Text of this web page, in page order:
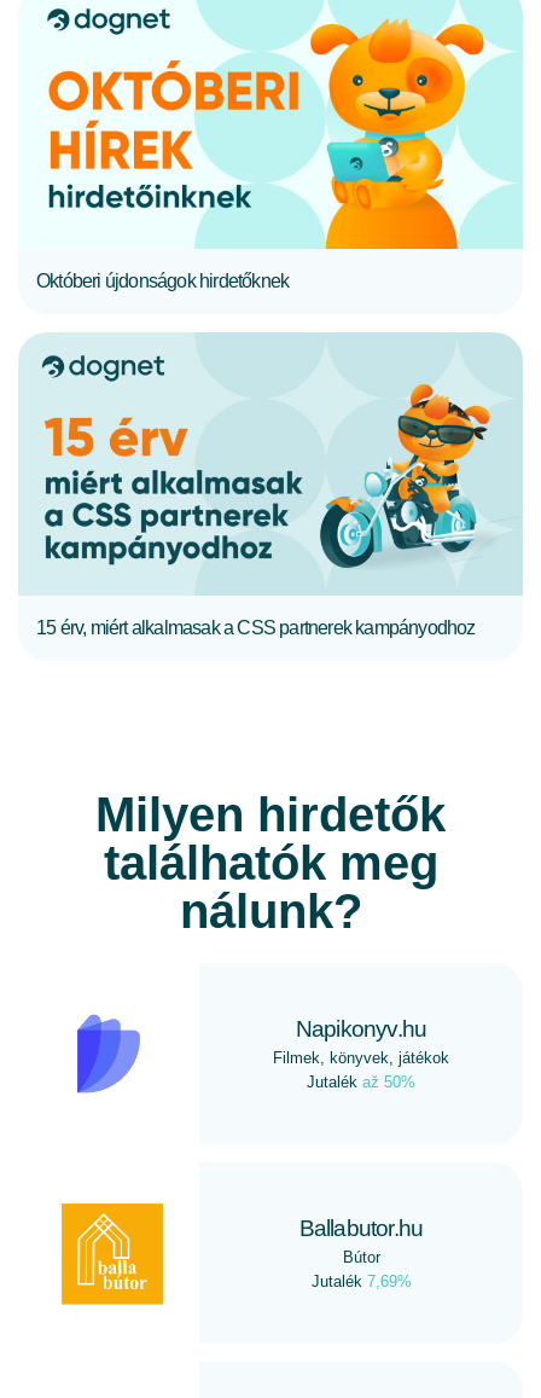
Októberi újdonságok hirdetőknek
15 érv, miért alkalmasak a CSS partnerek kampányodhoz
Milyen hirdetők
találhatók meg
nálunk?
Napikonyv.hu
Filmek, könyvek, játékok
Jutalék až 50%
Ballabutor.hu
Bútor
Jutalék 7,69%